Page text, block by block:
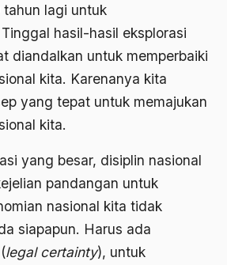
tahun lagi untuk
hasil-hasil eksplorasi
diandalkan untuk memperbaiki
kita. Karenanya kita
yang tepat untuk memajukan
kita.
yang besar, disiplin nasional
pandangan untuk
nasional kita tidak
siapapun. Harus ada
legal certainty), untuk